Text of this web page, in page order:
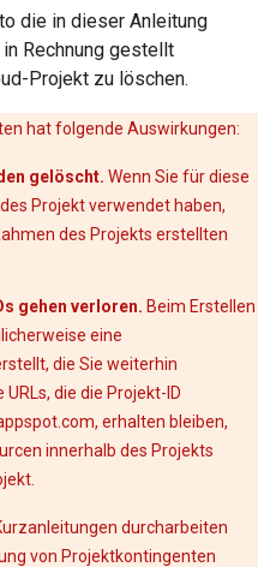
die in dieser Anleitung
Rechnung gestellt
Projekt zu löschen.
hat folgende Auswirkungen:
gelöscht. Wenn Sie für diese
Projekt verwendet haben,
des Projekts erstellten
gehen verloren. Beim Erstellen
eine
die Sie weiterhin
die die Projekt-ID
erhalten bleiben,
innerhalb des Projekts
durcharbeiten
von Projektkontingenten